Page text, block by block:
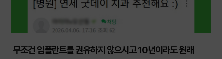
무조건 임플란트를 권유하지 않으시고 10년이라도 원래